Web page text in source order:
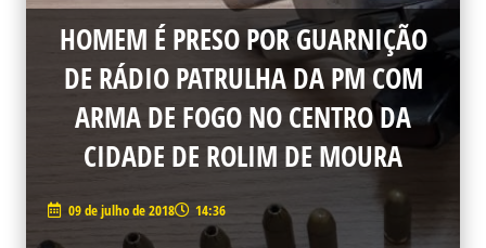
HOMEM É PRESO POR GUARNIÇÃO
DE RÁDIO PATRULHA DA PM COM
ARMA DE FOGO NO CENTRO DA
CIDADE DE ROLIM DE MOURA
09 de julho de 2018 14:36